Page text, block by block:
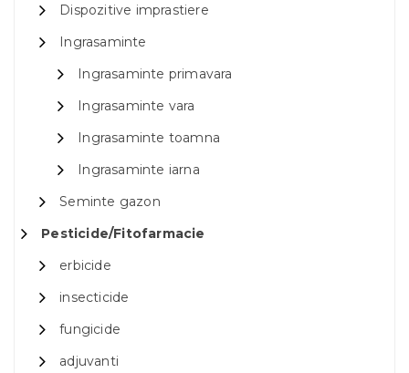
Dispozitive imprastiere
Ingrasaminte
Ingrasaminte primavara
Ingrasaminte vara
Ingrasaminte toamna
Ingrasaminte iarna
Seminte gazon
Pesticide/Fitofarmacie
erbicide
insecticide
fungicide
adjuvanti